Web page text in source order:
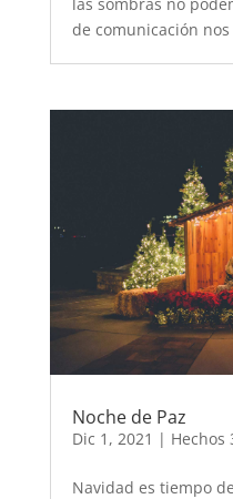
de comunicación
Noche de Paz
Dic 1, 2021 | Hechos
Navidad es tiempo